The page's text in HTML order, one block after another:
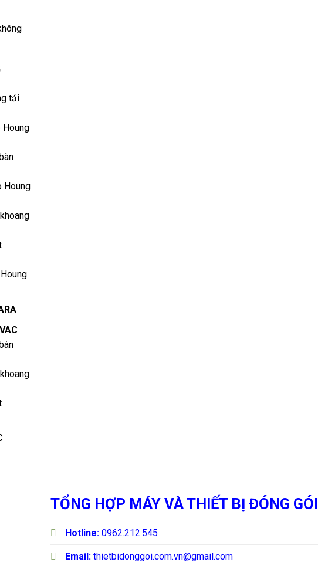
tải
Houng
Houng
TỔNG HỢP MÁY VÀ THIẾT BỊ ĐÓNG GÓI
Hotline: 0962.212.545
Email: thietbidonggoi.com.vn@gmail.com